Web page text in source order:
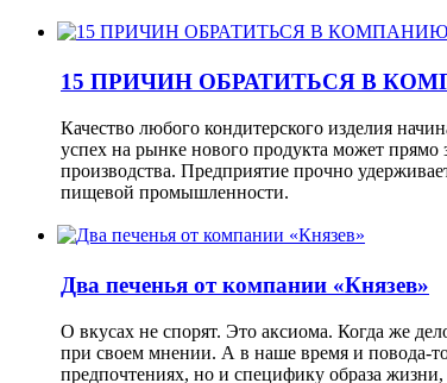
15 ПРИЧИН ОБРАТИТЬСЯ В
Качество любого кондитерского изделия
успех на рынке нового продукта может прямо
производства. Предприятие прочно
пищевой промышленности.
Два печенья от компании «Князев»
О вкусах не спорят. Это аксиома. Когда же
при своем мнении. А в наше время и повода-
предпочтениях, но и специфику образа